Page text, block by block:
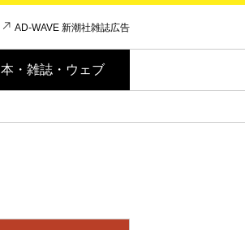
AD-WAVE 新潮社雑誌広告
本・雑誌・ウェブ